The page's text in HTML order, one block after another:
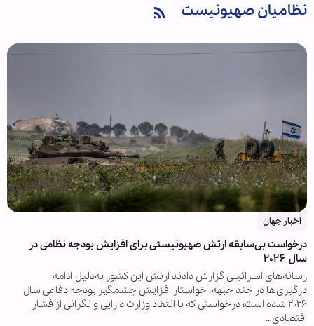
نظامیان صهیونیست
اخبار جهان
درخواست بی‌سابقه ارتش صهیونیستی برای افزایش بودجه نظامی در
سال ۲۰۲۶
رسانه‌های اسرائیلی گزارش دادند ارتش این کشور به‌دلیل ادامه
درگیری‌ها در چند جبهه، خواستار افزایش چشمگیر بودجه دفاعی سال
۲۰۲۶ شده است؛ درخواستی که با انتقاد وزارت دارایی و نگرانی از فشار
اقتصادی…